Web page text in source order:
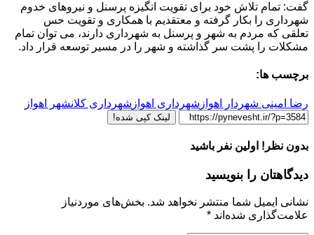
گفت: تمام تلاش خود برای تقویت انگیزه پرسنل و نیروهای خدوم
شهرداری را بکار گرفته و معتقدیم با همکاری و تقویت حس
تعلقی که مردم به شهر و پرسنل به شهرداری دارند، می توان تمام
مشکلات را پشت سر گذاشته و شهر را در مسیر توسعه قرار داد.
برچسب ها:
رضا امینی شهردار اهواز شهرداری اهواز شهرداری کلانشهر اهواز
لینک کپی شده!
بدون نظر! اولین نفر باشید
دیدگاهتان را بنویسید
نشانی ایمیل شما منتشر نخواهد شد. بخش‌های موردنیاز
علامت‌گذاری شده‌اند *